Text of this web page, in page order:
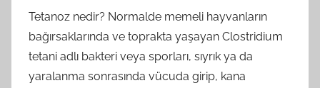
Tetanoz nedir? Normalde memeli hayvanların
bağırsaklarında ve toprakta yaşayan Clostridium
tetani adlı bakteri veya sporları, sıyrık ya da
yaralanma sonrasında vücuda girip, kana